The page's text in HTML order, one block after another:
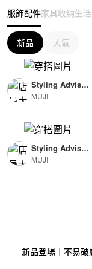
服飾配件家具收納生
新品 人氣
Styling Advisor
( For Woman )
MUJI
Styling Advisor
( For Man )
MUJI
新品登場｜不易破